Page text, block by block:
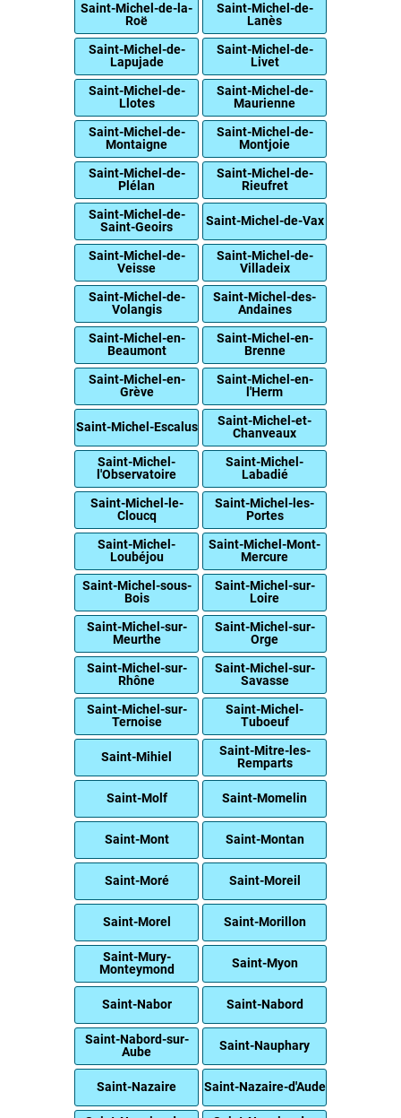
Saint-Michel-de-la-
Roë
Saint-Michel-de-
Lanès
Saint-Michel-de-
Lapujade
Saint-Michel-de-
Livet
Saint-Michel-de-
Llotes
Saint-Michel-de-
Maurienne
Saint-Michel-de-
Montaigne
Saint-Michel-de-
Montjoie
Saint-Michel-de-
Plélan
Saint-Michel-de-
Rieufret
Saint-Michel-de-
Saint-Geoirs
Saint-Michel-de-Vax
Saint-Michel-de-
Veisse
Saint-Michel-de-
Villadeix
Saint-Michel-de-
Volangis
Saint-Michel-des-
Andaines
Saint-Michel-en-
Beaumont
Saint-Michel-en-
Brenne
Saint-Michel-en-
Grève
Saint-Michel-en-
l'Herm
Saint-Michel-Escalus
Saint-Michel-et-
Chanveaux
Saint-Michel-
l'Observatoire
Saint-Michel-
Labadié
Saint-Michel-le-
Cloucq
Saint-Michel-les-
Portes
Saint-Michel-
Loubéjou
Saint-Michel-Mont-
Mercure
Saint-Michel-sous-
Bois
Saint-Michel-sur-
Loire
Saint-Michel-sur-
Meurthe
Saint-Michel-sur-
Orge
Saint-Michel-sur-
Rhône
Saint-Michel-sur-
Savasse
Saint-Michel-sur-
Ternoise
Saint-Michel-
Tuboeuf
Saint-Mihiel
Saint-Mitre-les-
Remparts
Saint-Molf Saint-Momelin
Saint-Mont Saint-Montan
Saint-Moré Saint-Moreil
Saint-Morel Saint-Morillon
Saint-Mury-
Monteymond
Saint-Myon
Saint-Nabor Saint-Nabord
Saint-Nabord-sur-
Aube
Saint-Nauphary
Saint-Nazaire Saint-Nazaire-d'Aude